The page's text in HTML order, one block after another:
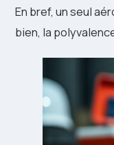
En bref, un seul
bien, la